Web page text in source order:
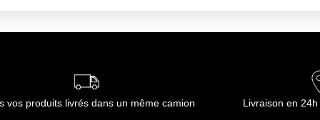
vos produits livrés dans un même camion Livraison en